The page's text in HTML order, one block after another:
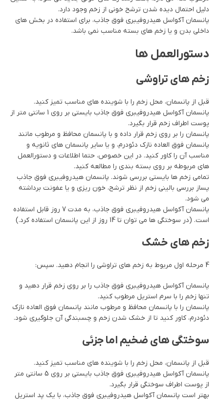
دلیل احتمال دیده شدن ترشح خونی از زخم وجود دارد.
پانسمان آکواسل هیدروفیبری فوق جاذب، برای استفاده در بخش های
داخلی بدن و یا زخم های بسته مناسب نمی باشد.
دستورالعمل ها
زخم های تراوشی
قبل از پانسمان، محل زخم را با شوینده های مناسب تمیز کنید.
پانسمان آکواسل هیدروفیبری فوق جاذب بایستی بر روی 1 سانتی متر از
پوست اطراف زخم قرار بگیرد.
پانسمان را بر روی زخم قرار داده و با پانسمان محافظ و مرطوب مانند
پانسمان فوق العاده نازک دئودرم، و یا سایر پانسمان های ثانویه و
مناسب آن را کاور کنید. در این خصوص، حتما اطلاعات و دستورالعمل
های مربوطه بر روی بسته بندی را مطالعه کنید.
تمامی زخم ها بایستی بررسی شوند. پانسمان هیدروفیبری فوق جاذب
پساز بررسی بالینی زخم از نظر ترشح، خون ریزی و یا عفونت برداشته
می شود.
پانسمان آکواسل هیدروفیبری فوق جاذب، به مدت 7 روز قابل استفاده
است. (در سوختگی ها می توان تا 14 روز از این پانسمان استفاده کرد.)
زخم های خشک
4 مرحله اول مربوط به زخم های تراوشی را انجام دهید. سپس:
پانسمان آکواسل هیدروفیبری فوق جاذب را بر روی زخم قرار دهید و
تنها زخم را با سرم استریل مرطوب کنید.
پانسمان را با پانسمان محافظ و مرطوب مانند پانسمان فوق العاده نازک
دئودرم، کاور کنید تا از خشک شدن زخم و چسبندگی آن جلوگیری شود.
سوختگی های ضخیم اما جزئی
قبل از پانسمان، محل زخم را با شوینده های مناسب تمیز کنید.
پانسمان آکواسل هیدروفیبری فوق جاذب بایستی بر روی 5 سانتی متر
از پوست اطراف سوختگی قرار بگیرد.
بهتر است پانسمان آکواسل هیدروفیبری فوق جاذب، با یک پد استریل